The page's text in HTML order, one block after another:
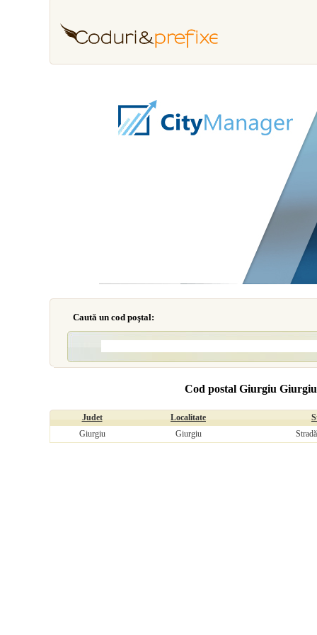
Caută un cod poştal:
Cod postal Giurgiu
Judet Localitate
Giurgiu
Giurgiu